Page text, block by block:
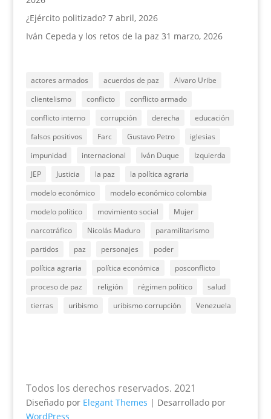
¿Ejército politizado? 7 abril, 2026
Iván Cepeda y los retos de la paz 31 marzo, 2026
actores armados acuerdos de paz
Alvaro Uribe
clientelismo
conflicto
conflicto armado
conflicto interno
corrupción derecha
educación
falsos positivos
Farc Gustavo Petro
iglesias
impunidad
internacional Iván Duque
Izquierda
JEP
Justicia la paz
la política agraria
modelo económico
modelo económico colombia
modelo político
movimiento social
Mujer
narcotráfico
Nicolás Maduro
paramilitarismo
partidos
paz personajes
poder
política agraria
política económica
posconflicto
proceso de paz
religión régimen político
salud
tierras
uribismo uribismo corrupción Venezuela
Todos los derechos reservados. 2021
Diseñado por Elegant Themes | Desarrollado por
WordPress